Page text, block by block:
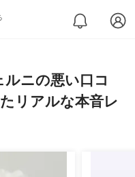
ニの悪い口コ
リアルな本音レ